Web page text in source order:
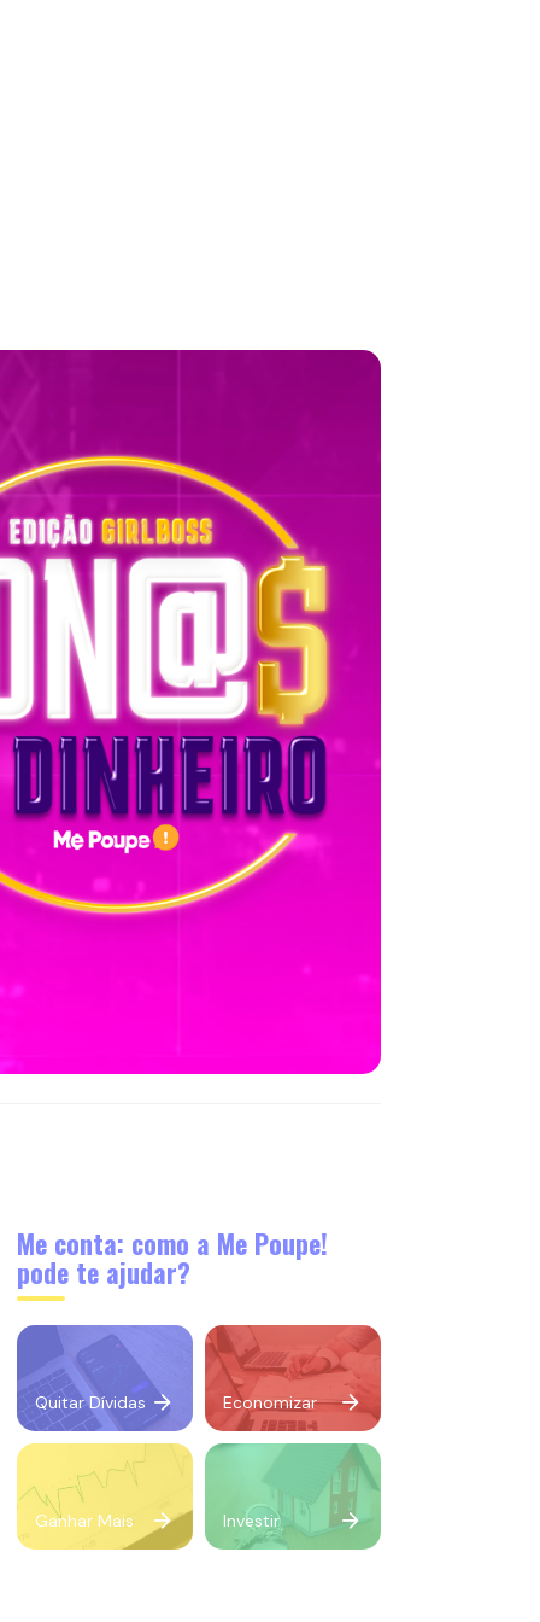
Me conta: como a Me Poupe!
pode te ajudar?
Quitar Dívidas Economizar
Ganhar Mais Investir